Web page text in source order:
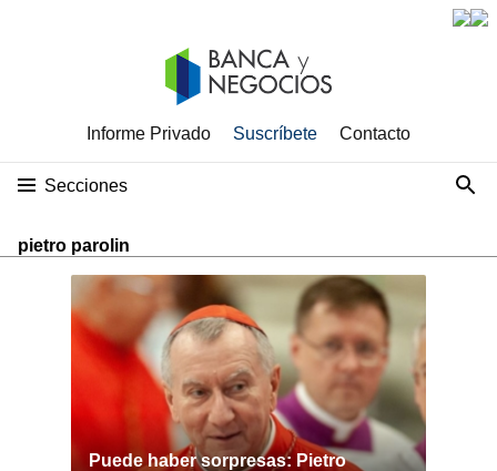
Informe Privado Suscríbete Contacto
Secciones
pietro parolin
Puede haber sorpresas: Pietro